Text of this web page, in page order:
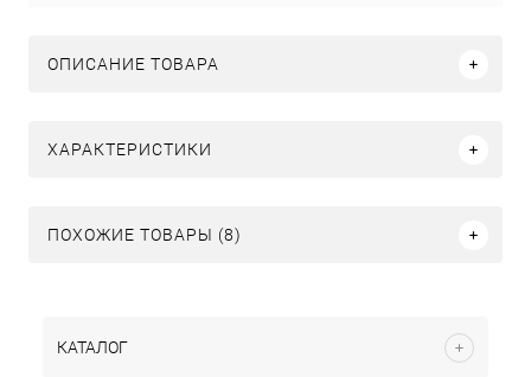
ОПИСАНИЕ ТОВАРА
ХАРАКТЕРИСТИКИ
ПОХОЖИЕ ТОВАРЫ (8)
КАТАЛОГ